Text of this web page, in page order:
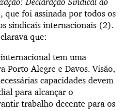
, que foi assinada por todos os
sindicais internacionais (2).
que:
tem uma
Porto Alegre e Davos. Visão,
capacidades devem
para alcançar o
trabalho decente para os